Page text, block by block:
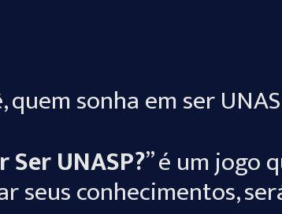
quem sonha em ser
Ser UNASP?” é um jogo
seus conhecimentos,